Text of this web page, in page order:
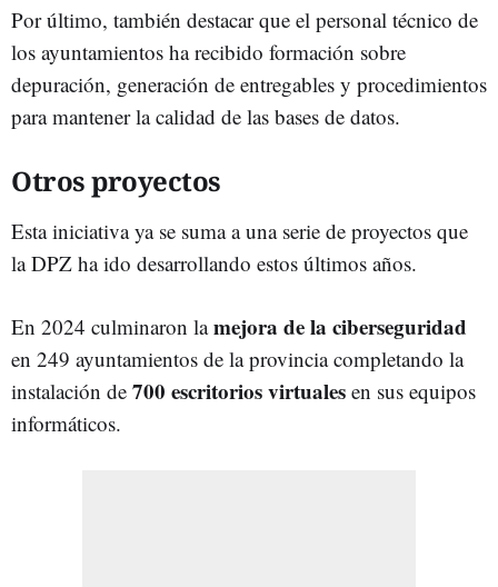
Por último, también destacar que el personal técnico de
los ayuntamientos ha recibido formación sobre
depuración, generación de entregables y procedimientos
para mantener la calidad de las bases de datos.
Otros proyectos
Esta iniciativa ya se suma a una serie de proyectos que
la DPZ ha ido desarrollando estos últimos años.
En 2024 culminaron lamejora de la ciberseguridad
en 249 ayuntamientos de la provincia completando la
instalación de 700 escritorios virtuales en sus equipos
informáticos.